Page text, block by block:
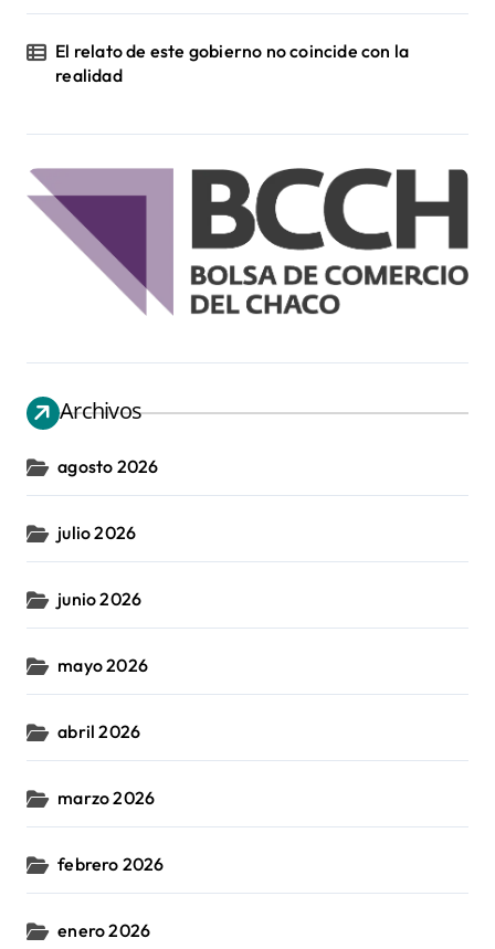
El relato de este gobierno no coincide con la
realidad
Archivos
agosto 2026
julio 2026
junio 2026
mayo 2026
abril 2026
marzo 2026
febrero 2026
enero 2026